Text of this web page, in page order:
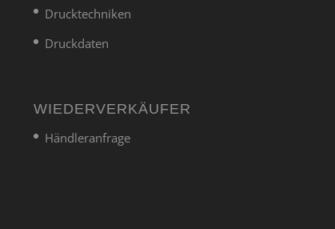
Drucktechniken
Druckdaten
WIEDERVERKÄUFER
Händleranfrage